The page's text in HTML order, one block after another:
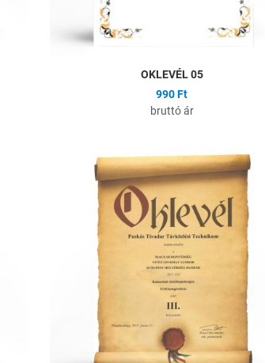
OKLEVÉL 05
990 Ft
bruttó ár
Hozzáadás a kívánságlistához
Összehasonlítás